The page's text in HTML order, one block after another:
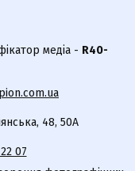
медіа - R40-
48, 50А
07